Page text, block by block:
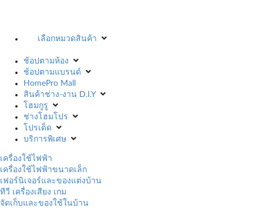
เลือกหมวดสินค้า
ช้อปตามห้อง
ช้อปตามแบรนด์
HomePro Mall
สินค้าช่าง-งาน D.I.Y
โฮมกูรู
ช่างโฮมโปร
โปรเด็ด
บริการพิเศษ
เครื่องใช้ไฟฟ้า
เครื่องใช้ไฟฟ้าขนาดเล็ก
เฟอร์นิเจอร์และของแต่งบ้าน
ทีวี เครื่องเสียง เกม
จัดเก็บและของใช้ในบ้าน